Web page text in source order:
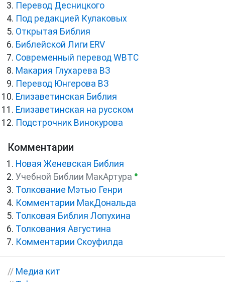
Перевод Десницкого
Под редакцией Кулаковых
Открытая Библия
Библейской Лиги ERV
Cовременный перевод WBTC
Макария Глухарева ВЗ
Перевод Юнгерова ВЗ
Елизаветинская Библия
Елизаветинская на русском
Подстрочник Винокурова
Комментарии
Новая Женевская Библия
Учебной Библии МакАртура ●
Толкование Мэтью Генри
Комментарии МакДональда
Толковая Библия Лопухина
Толкования Августина
Комментарии Скоуфилда
// Медиа кит